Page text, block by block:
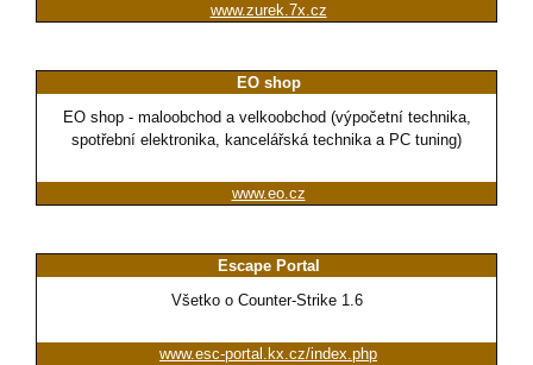
www.zurek.7x.cz
EO shop
EO shop - maloobchod a velkoobchod (výpočetní technika,
spotřební elektronika, kancelářská technika a PC tuning)
www.eo.cz
Escape Portal
Všetko o Counter-Strike 1.6
www.esc-portal.kx.cz/index.php